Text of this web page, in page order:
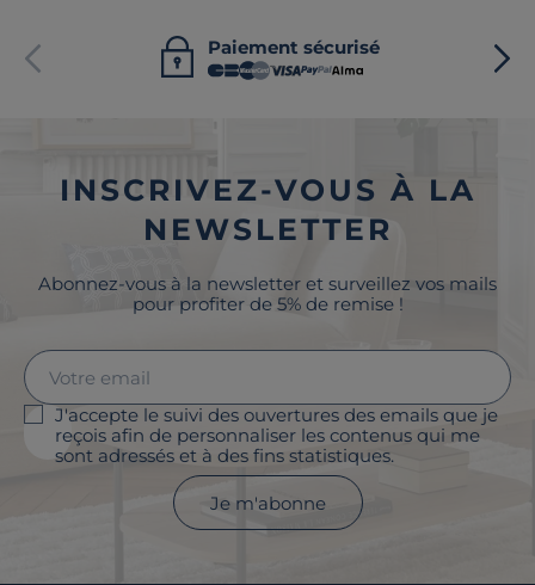
Paiement sécurisé
INSCRIVEZ-VOUS À LA
NEWSLETTER
Abonnez-vous à la newsletter et surveillez vos mails
pour profiter de 5% de remise !
J'accepte le suivi des ouvertures des emails que je
reçois afin de personnaliser les contenus qui me
sont adressés et à des fins statistiques.
Je m'abonne